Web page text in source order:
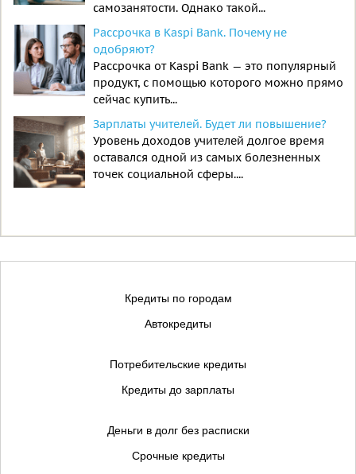
самозанятости. Однако такой...
Рассрочка в Kaspi Bank. Почему не
одобряют?
Рассрочка от Kaspi Bank — это популярный
продукт, с помощью которого можно прямо
сейчас купить...
Зарплаты учителей. Будет ли повышение?
Уровень доходов учителей долгое время
оставался одной из самых болезненных
точек социальной сферы....
Кредиты по городам
Автокредиты
Потребительские кредиты
Кредиты до зарплаты
Деньги в долг без расписки
Срочные кредиты